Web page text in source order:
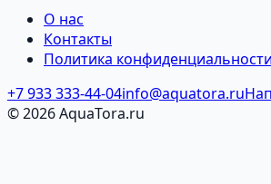
О нас
Контакты
Политика конфиденциальности
+7 933 333-44-04info@aquatora.ru
© 2026 AquaTora.ru